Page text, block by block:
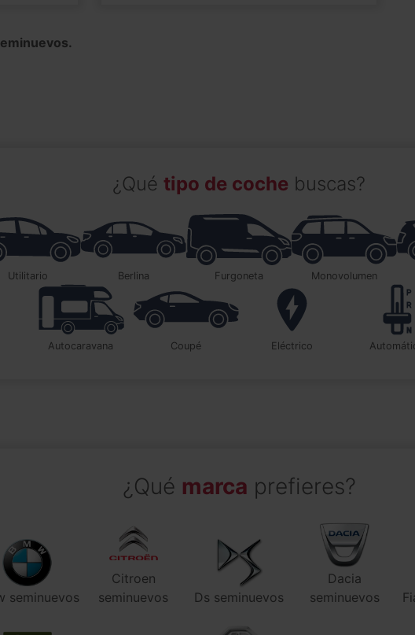
¿Qué tipo de coche buscas?
utilitario berlina furgoneta monovolumen
autocaravana coupé Eléctrico
¿Qué marca prefieres?
seminuevos
Citroen
seminuevos
Ds seminuevos
Dacia
seminuevos